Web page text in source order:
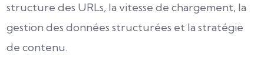
structure des URLs, la vitesse de chargement, la
gestion des données structurées et la stratégie
de contenu.